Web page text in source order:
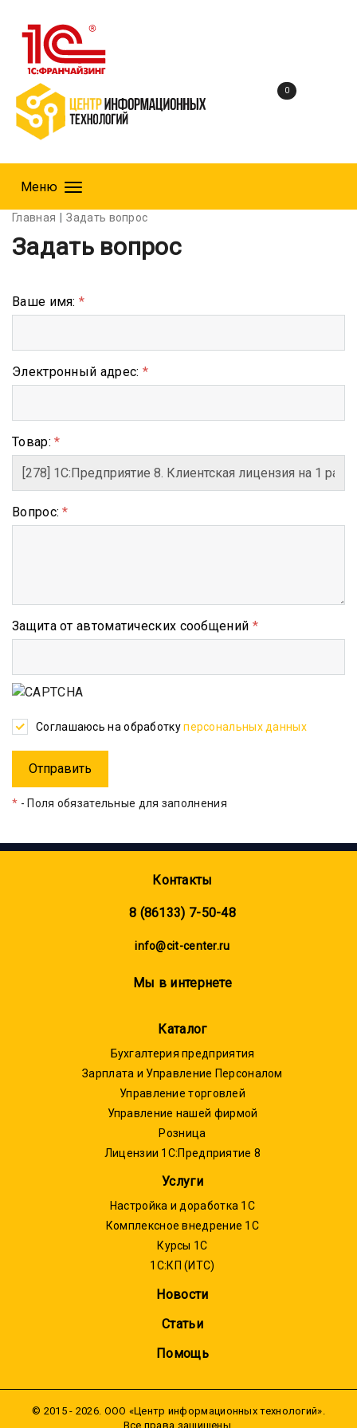
0
Меню
Главная Задать вопрос
Задать вопрос
Ваше имя: *
Электронный адрес: *
Товар:*
Вопрос:*
Защита от автоматических сообщений *
Соглашаюсь на обработкуперсональных данных
* - Поля обязательные для заполнения
Контакты
8 (86133) 7-50-48
info@cit-center.ru
Мы в интернете
Каталог
Бухгалтерия предприятия
Зарплата и Управление Персоналом
Управление торговлей
Управление нашей фирмой
Розница
Лицензии 1С:Предприятие 8
Услуги
Настройка и доработка 1С
Комплексное внедрение 1С
Курсы 1С
1С:КП (ИТС)
Новости
Статьи
Помощь
© 2015 - 2026. ООО «Центр информационных технологий».
Все права защищены.